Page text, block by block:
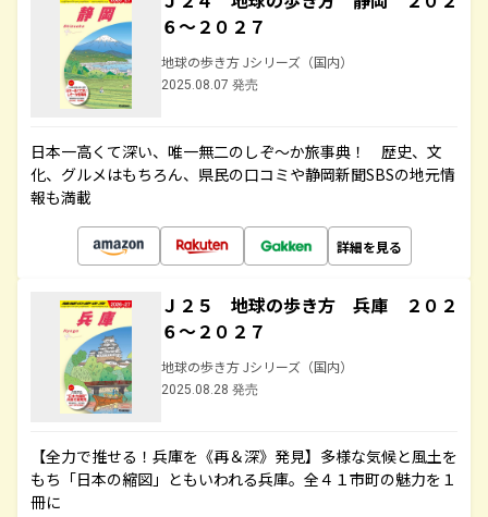
６～２０２７
地球の歩き方 Jシリーズ（国内）
2025.08.07 発売
日本一高くて深い、唯一無二のしぞ～か旅事典！ 歴史、文
化、グルメはもちろん、県民の口コミや静岡新聞SBSの地元情
報も満載
詳細を見る
Ｊ２５ 地球の歩き方 兵庫 ２０２
６～２０２７
地球の歩き方 Jシリーズ（国内）
2025.08.28 発売
【全力で推せる！兵庫を《再＆深》発見】多様な気候と風土を
もち「日本の縮図」ともいわれる兵庫。全４１市町の魅力を１
冊に